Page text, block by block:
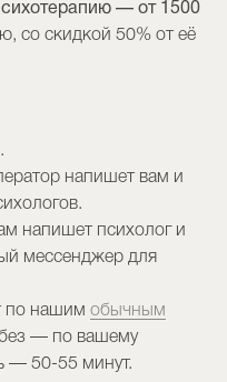
— от 1500
со скидкой 50% от её
напишет вам и
напишет психолог и
мессенджер для
по нашим обычным
— по вашему
— 50-55 минут.